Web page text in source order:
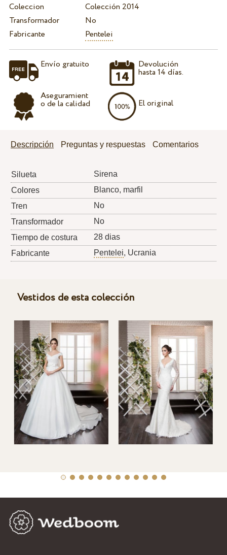
Coleccion
Colección 2014
Transformador
No
Fabricante
Pentelei
Envío gratuito
Aseguramient
o de la calidad
Devolución
hasta 14 días.
El original
Descripción Preguntas y respuestas Comentarios
Silueta
Sirena
Colores
Blanco, marfil
Tren
No
Transformador
No
Tiempo de costura
28 dias
Fabricante
Pentelei, Ucrania
Vestidos de esta colección